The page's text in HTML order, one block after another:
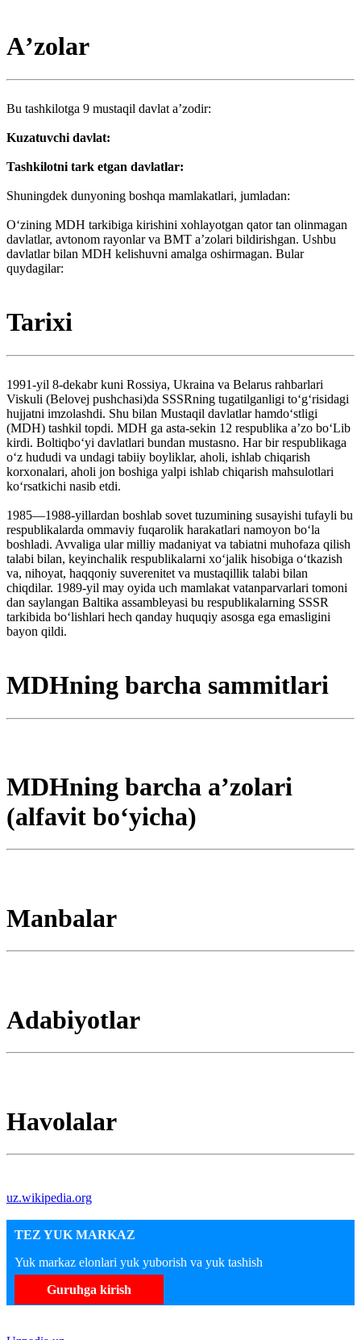
Aʼzolar
Bu tashkilotga 9 mustaqil davlat aʼzodir:
Kuzatuvchi davlat:
Tashkilotni tark etgan davlatlar:
Shuningdek dunyoning boshqa mamlakatlari, jumladan:
Oʻzining MDH tarkibiga kirishini xohlayotgan qator tan olinmagan
davlatlar, avtonom rayonlar va BMT aʼzolari bildirishgan. Ushbu
davlatlar bilan MDH kelishuvni amalga oshirmagan. Bular
quydagilar:
Tarixi
1991-yil 8-dekabr kuni Rossiya, Ukraina va Belarus rahbarlari
Viskuli (Belovej pushchasi)da SSSRning tugatilganligi toʻgʻrisidagi
hujjatni imzolashdi. Shu bilan Mustaqil davlatlar hamdoʻstligi
(MDH) tashkil topdi. MDH ga asta-sekin 12 respublika aʼzo boʻLib
kirdi. Boltiqboʻyi davlatlari bundan mustasno. Har bir respublikaga
oʻz hududi va undagi tabiiy boyliklar, aholi, ishlab chiqarish
korxonalari, aholi jon boshiga yalpi ishlab chiqarish mahsulotlari
koʻrsatkichi nasib etdi.
1985—1988-yillardan boshlab sovet tuzumining susayishi tufayli bu
respublikalarda ommaviy fuqarolik harakatlari namoyon boʻla
boshladi. Avvaliga ular milliy madaniyat va tabiatni muhofaza qilish
talabi bilan, keyinchalik respublikalarni xoʻjalik hisobiga oʻtkazish
va, nihoyat, haqqoniy suverenitet va mustaqillik talabi bilan
chiqdilar. 1989-yil may oyida uch mamlakat vatanparvarlari tomoni
dan saylangan Baltika assambleyasi bu respublikalarning SSSR
tarkibida boʻlishlari hech qanday huquqiy asosga ega emasligini
bayon qildi.
MDHning barcha sammitlari
MDHning barcha aʼzolari
(alfavit boʻyicha)
Manbalar
Adabiyotlar
Havolalar
uz.wikipedia.org
TEZ YUK MARKAZ
Yuk markaz elonlari yuk yuborish va yuk tashish
Guruhga kirish